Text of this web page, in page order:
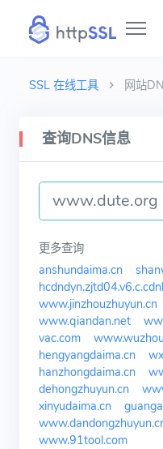
SSL 在线工具 网站
查询DNS信息
更多查询
anshundaima.cn
www.jinzhouzhuyun.cn
www.qiandan.net
vac.com
hengyangdaima.cn
hanzhongdaima.cn
dehongzhuyun.cn
xinyudaima.cn
www.91tool.com